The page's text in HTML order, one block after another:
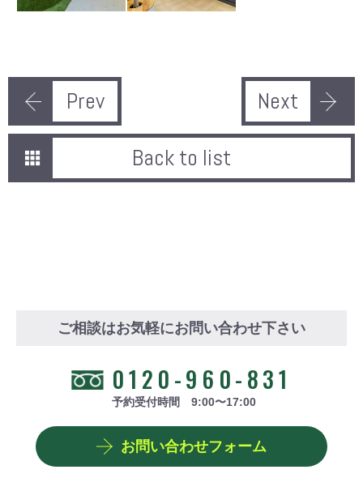
Prev
Next
Back to list
ご相談はお気軽にお問い合わせ下さい
0120-960-831
予約受付時間 9:00〜17:00
お問い合わせフォーム